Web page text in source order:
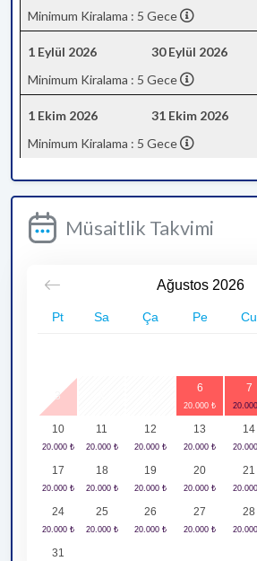
Minimum Kiralama : 5 Gece
1 Eylül 2026 30 Eylül 2026
Minimum Kiralama : 5 Gece
1 Ekim 2026 31 Ekim 2026
Minimum Kiralama : 5 Gece
Müsaitlik Takvimi
Ağustos 2026
Pt Sa Ça Pe Cu
3
6 7
10 11 12 13 14
17 18 19 20 21
24 25 26 27 28
31